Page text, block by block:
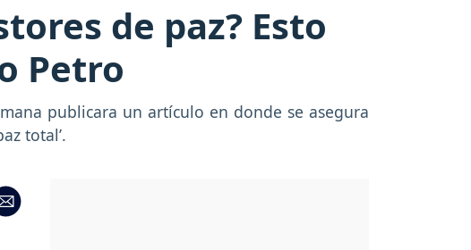
de paz? Esto
Petro
publicara un artículo en donde se asegura
total’.